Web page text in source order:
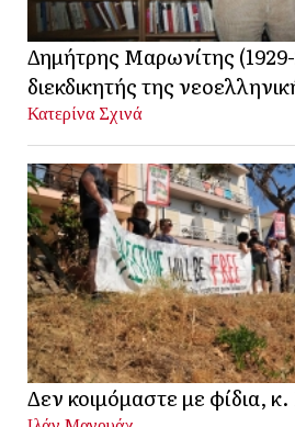
Δημήτρης Μαρωνίτης
διεκδικητής της
Κατερίνα Σχινά
Δεν κοιμόμαστε με φίδια,